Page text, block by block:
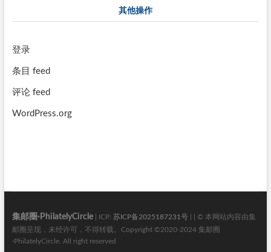
其他操作
登录
条目 feed
评论 feed
WordPress.org
集邮圈·PhilatelyCircle| ICP: 苏ICP备2025187231号| | © 本网站内容由集
邮圈呈现，未经许可，不得转载。Copyright ©2020-2024 集邮圈
·PhilatelyCircle. All right reserved